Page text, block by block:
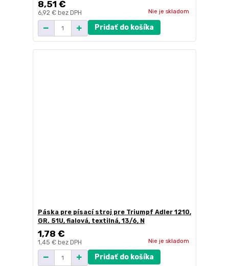
8,51 €
6,92 € bez DPH Nie je skladom
Pridať do košíka
Páska pre písací stroj pre Triumpf Adler 1210,
GR. 51U, fialová, textilná, 13/6, N
1,78 €
1,45 € bez DPH Nie je skladom
Pridať do košíka